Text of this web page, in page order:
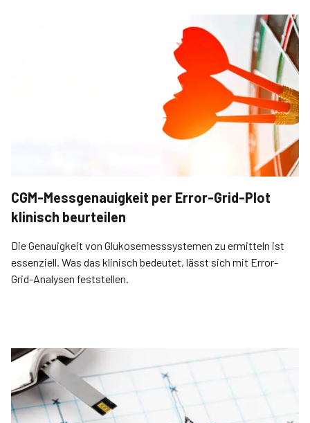
CGM-Messgenauigkeit per Error-Grid-Plot
klinisch beurteilen
Die Genauigkeit von Glukosemesssystemen zu ermitteln ist
essenziell. Was das klinisch bedeutet, lässt sich mit Error-
Grid-Analysen feststellen.